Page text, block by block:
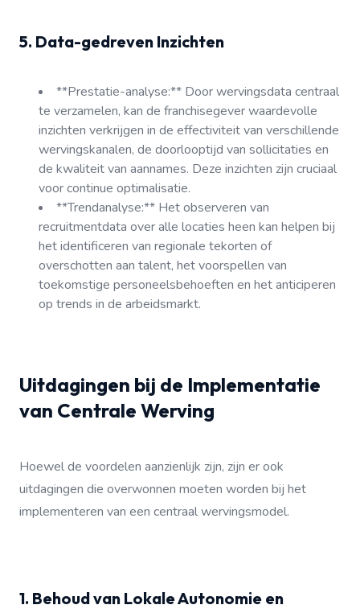
5. Data-gedreven Inzichten
**Prestatie-analyse:** Door wervingsdata centraal
te verzamelen, kan de franchisegever waardevolle
inzichten verkrijgen in de effectiviteit van verschillende
wervingskanalen, de doorlooptijd van sollicitaties en
de kwaliteit van aannames. Deze inzichten zijn cruciaal
voor continue optimalisatie.
**Trendanalyse:** Het observeren van
recruitmentdata over alle locaties heen kan helpen bij
het identificeren van regionale tekorten of
overschotten aan talent, het voorspellen van
toekomstige personeelsbehoeften en het anticiperen
op trends in de arbeidsmarkt.
Uitdagingen bij de Implementatie
van Centrale Werving
Hoewel de voordelen aanzienlijk zijn, zijn er ook
uitdagingen die overwonnen moeten worden bij het
implementeren van een centraal wervingsmodel.
1. Behoud van Lokale Autonomie en